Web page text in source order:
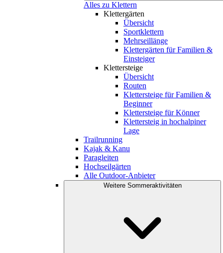
Alles zu Klettern
Klettergärten
Übersicht
Sportklettern
Mehrseillänge
Klettergärten für Familien &
Einsteiger
Klettersteige
Übersicht
Routen
Klettersteige für Familien &
Beginner
Klettersteige für Könner
Klettersteig in hochalpiner
Lage
Trailrunning
Kajak & Kanu
Paragleiten
Hochseilgärten
Alle Outdoor-Anbieter
Weitere Sommeraktivitäten